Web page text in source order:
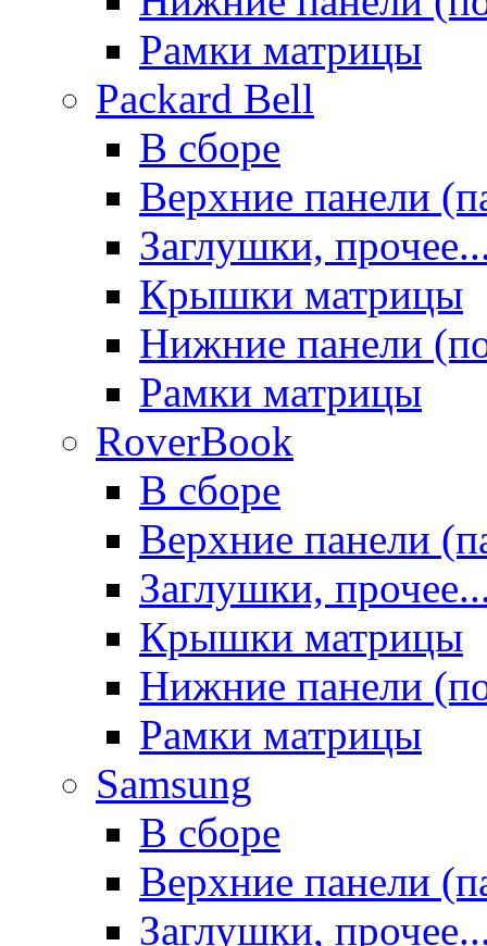
Рамки матрицы
Packard Bell
В сборе
Верхние панели
Заглушки,
Крышки матрицы
Нижние панели
Рамки матрицы
RoverBook
В сборе
Верхние панели
Заглушки,
Крышки матрицы
Нижние панели
Рамки матрицы
Samsung
В сборе
Верхние панели
Заглушки,